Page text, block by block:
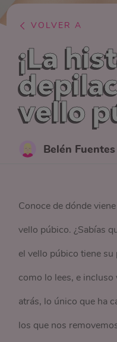
VOLVER A
¡La
vello
Belén
Conoce de dónde
vello púbico. ¿Sabías
el vello púbico tiene
como lo lees, e
atrás, lo único que ha
los que nos